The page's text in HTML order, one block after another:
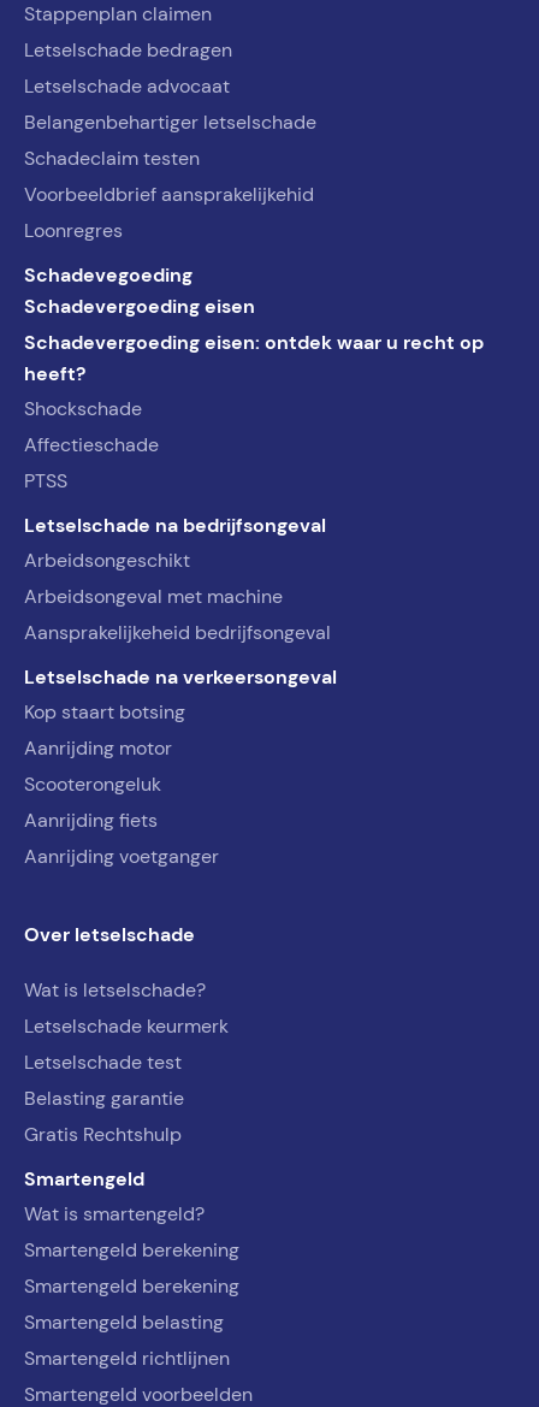
Stappenplan claimen
Letselschade bedragen
Letselschade advocaat
Belangenbehartiger letselschade
Schadeclaim testen
Voorbeeldbrief aansprakelijkehid
Loonregres
Schadevegoeding
Schadevergoeding eisen
Schadevergoeding eisen: ontdek waar u recht op
heeft?
Shockschade
Affectieschade
PTSS
Letselschade na bedrijfsongeval
Arbeidsongeschikt
Arbeidsongeval met machine
Aansprakelijkeheid bedrijfsongeval
Letselschade na verkeersongeval
Kop staart botsing
Aanrijding motor
Scooterongeluk
Aanrijding fiets
Aanrijding voetganger
Over letselschade
Wat is letselschade?
Letselschade keurmerk
Letselschade test
Belasting garantie
Gratis Rechtshulp
Smartengeld
Wat is smartengeld?
Smartengeld berekening
Smartengeld berekening
Smartengeld belasting
Smartengeld richtlijnen
Smartengeld voorbeelden